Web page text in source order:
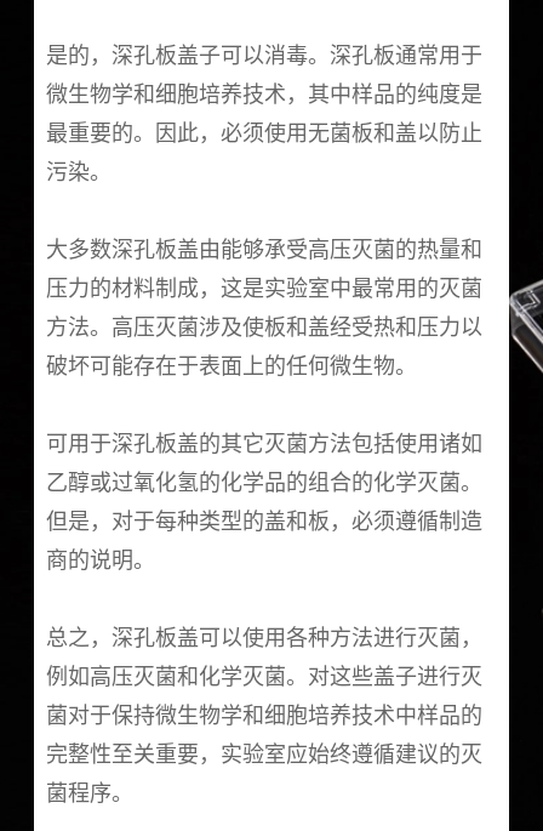
是的，深孔板盖子可以消毒。深孔板通常用于
微生物学和细胞培养技术，其中样品的纯度是
最重要的。因此，必须使用无菌板和盖以防止
污染。
大多数深孔板盖由能够承受高压灭菌的热量和
压力的材料制成，这是实验室中最常用的灭菌
方法。高压灭菌涉及使板和盖经受热和压力以
破坏可能存在于表面上的任何微生物。
可用于深孔板盖的其它灭菌方法包括使用诸如
乙醇或过氧化氢的化学品的组合的化学灭菌。
但是，对于每种类型的盖和板，必须遵循制造
商的说明。
总之，深孔板盖可以使用各种方法进行灭菌，
例如高压灭菌和化学灭菌。对这些盖子进行灭
菌对于保持微生物学和细胞培养技术中样品的
完整性至关重要，实验室应始终遵循建议的灭
菌程序。